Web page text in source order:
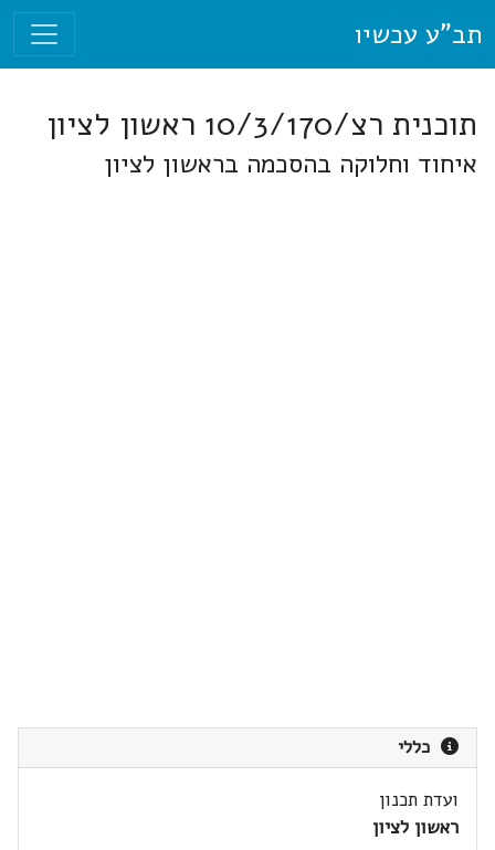
תב"ע עכשיו
תוכנית רצ/10/3/170 ראשון לציון
איחוד וחלוקה בהסכמה בראשון לציון
כללי
ועדת תכנון
ראשון לציון